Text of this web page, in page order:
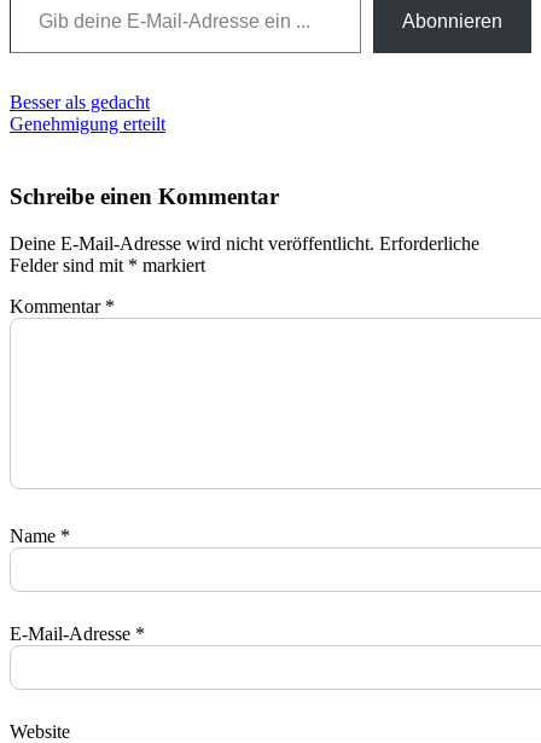
Abonnieren
Beitragsnavigation
Besser als gedacht
Genehmigung erteilt
Schreibe einen Kommentar
Deine E-Mail-Adresse wird nicht veröffentlicht. Erforderliche
Felder sind mit * markiert
Kommentar *
Name *
E-Mail-Adresse *
Website